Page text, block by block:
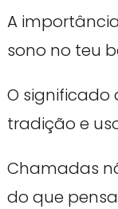
A
sono no teu
O significado
tradição e
Chamadas
do que